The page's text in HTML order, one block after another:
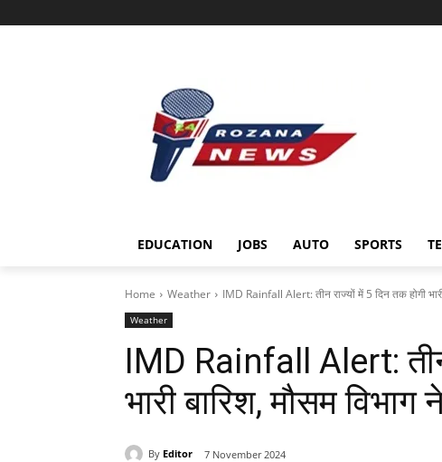
EDUCATION JOBS AUTO SPORTS
Home Weather IMD Rainfall Alert: तीन राज्यों में 5 दिन तक होगी
Weather
IMD Rainfall Alert:
भारी बारिश, मौसम विभाग
By Editor 7 November 2024